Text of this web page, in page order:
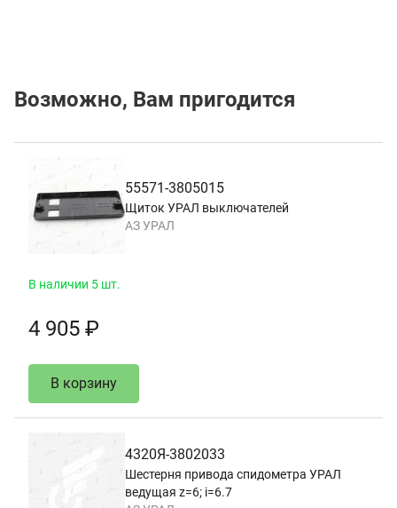
Возможно, Вам пригодится
55571-3805015
Щиток УРАЛ выключателей
АЗ УРАЛ
В наличии 5 шт.
4 905 ₽
В корзину
4320Я-3802033
Шестерня привода спидометра УРАЛ
ведущая z=6; i=6.7